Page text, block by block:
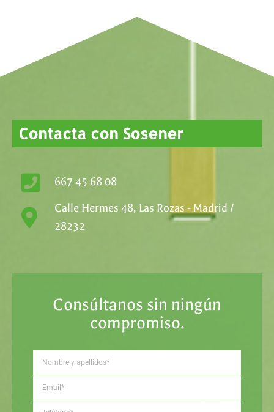
Contacta con Sosener
667 45 68 08
Calle Hermes 48, Las Rozas - Madrid /
28232
Consúltanos sin ningún
compromiso.